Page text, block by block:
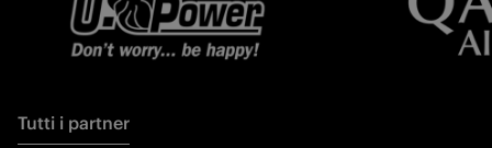
Tutti i partner